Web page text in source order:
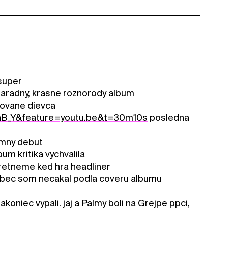
krasne roznorody album
dievca
posledna
debut
kritika vychvalila
ked hra headliner
som necakal podla coveru albumu
vypali. jaj a Palmy boli na Grejpe ppci,